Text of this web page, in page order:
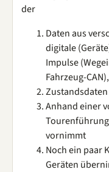
der
Daten aus
digitale
Impulse
Fahrzeug-
Anhand einer
vornimmt
Noch ein paar
Geräten